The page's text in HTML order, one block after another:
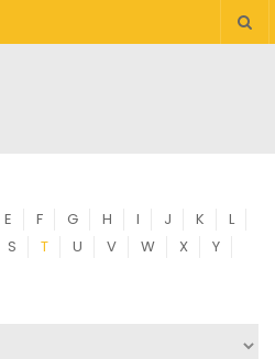
E F G H I J K
L
S T U V W X
Y